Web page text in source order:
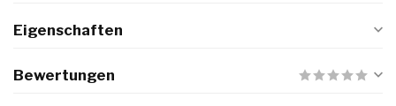
Eigenschaften
Bewertungen